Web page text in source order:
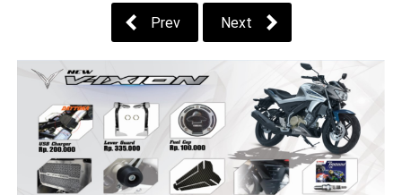
Prev Next